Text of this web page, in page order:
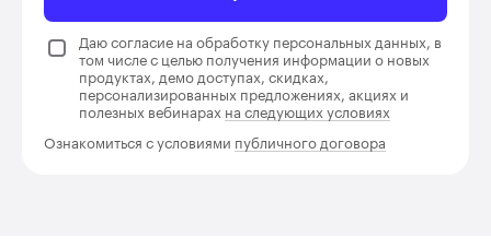
Даю согласие на обработку персональных данных, в
том числе с целью получения информации о новых
продуктах, демо доступах, скидках,
персонализированных предложениях, акциях и
полезных вебинарах на следующих условиях
Ознакомиться с условиями публичного договора